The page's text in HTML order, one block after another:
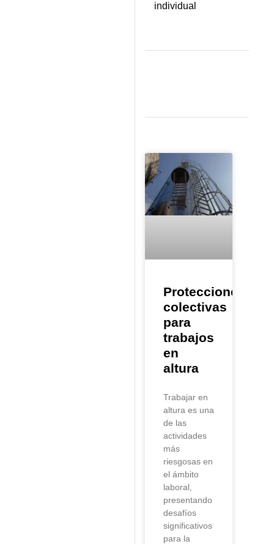
individual
Protecciones
colectivas
para
trabajos
en
altura
Trabajar en
altura es una
de las
actividades
más
riesgosas en
el ámbito
laboral,
presentando
desafíos
significativos
para la